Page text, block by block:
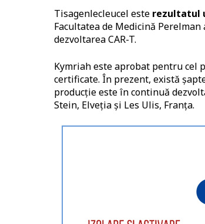
Tisagenlecleucel este rezultatul
Facultatea de Medicină
dezvoltarea CAR-T.
Kymriah este aprobat pentru cel
certificate. În prezent, există
producție este în continuă
Stein, Elveția și Les Ulis, Franța.